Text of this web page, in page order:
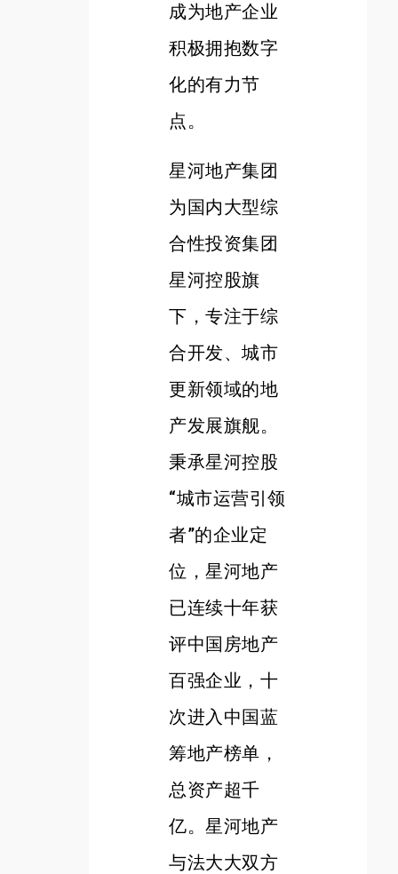
成为地产企业
积极拥抱数字
化的有力节
点。
星河地产集团
为国内大型综
合性投资集团
星河控股旗
下，专注于综
合开发、城市
更新领域的地
产发展旗舰。
秉承星河控股
“城市运营引领
者”的企业定
位，星河地产
已连续十年获
评中国房地产
百强企业，十
次进入中国蓝
筹地产榜单，
总资产超千
亿。星河地产
与法大大双方